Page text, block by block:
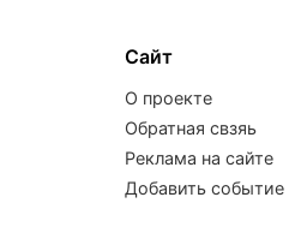
Сайт
О проекте
Обратная свзяь
Реклама на сайте
Добавить событие